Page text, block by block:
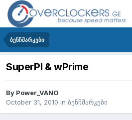
ბენჩმარკები
SuperPI & wPrime
By Power_VANO
October 31, 2010 in ბენჩმარკები